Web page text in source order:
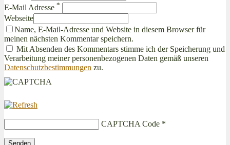
E-Mail Adresse *
Webseite
Name, E-Mail-Adresse und Website in diesem Browser für
meinen nächsten Kommentar speichern.
Mit Absenden des Kommentars stimme ich der Speicherung und
Verarbeitung meiner personenbezogenen Daten gemäß unseren
Datenschutzbestimmungen zu.
CAPTCHA Code *